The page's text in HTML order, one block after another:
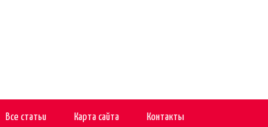
Все статьи Карта сайта Контакты